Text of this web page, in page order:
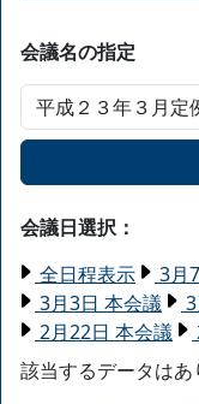
会議名の指定
会議日選択：
全日程表示
3月
3月3日 本会議
2月22日 本会議
該当するデータはあ